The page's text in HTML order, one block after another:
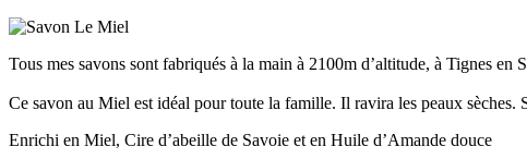
Tous mes savons sont fabriqués à la main à 2100m d’altitude, à Tignes
Ce savon au Miel est idéal pour toute la famille. Il ravira les peaux sèches.
Enrichi en Miel, Cire d’abeille de Savoie et en Huile d’Amande douce